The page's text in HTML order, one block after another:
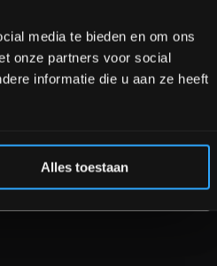
media te bieden en om ons
onze partners voor social
informatie die u aan ze heeft
Alles toestaan
Kerkenbos
6546 BJ,
KVK
Btw
Inschrijven